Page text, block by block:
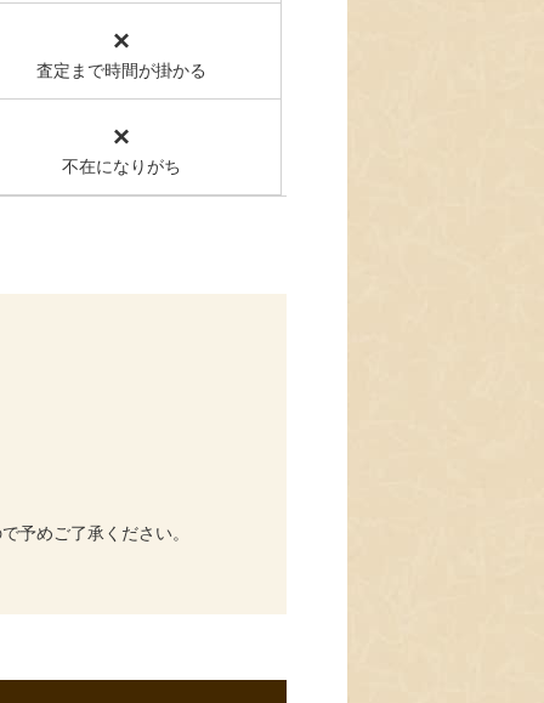
×
査定まで時間が掛かる
×
不在になりがち
予めご了承ください。